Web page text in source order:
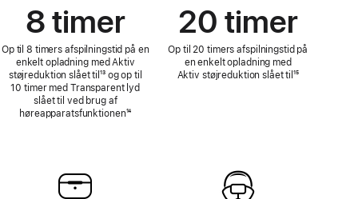
8 timer
Op til 8 timers afspilningstid på en
enkelt opladning med Aktiv
støjreduktion slået tilFodnote
¹³ og op til
10 timer med Transparent lyd
slået til ved brug af
høreapparatsfunktionenFodnote
¹⁴
20 timer
Op til 20 timers afspilningstid på
en enkelt opladning med
Aktiv støjreduktion slået tilFodnote
¹⁵